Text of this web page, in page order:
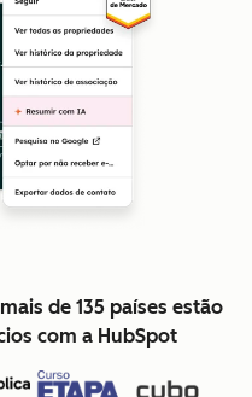
de 135 países estão
com a HubSpot